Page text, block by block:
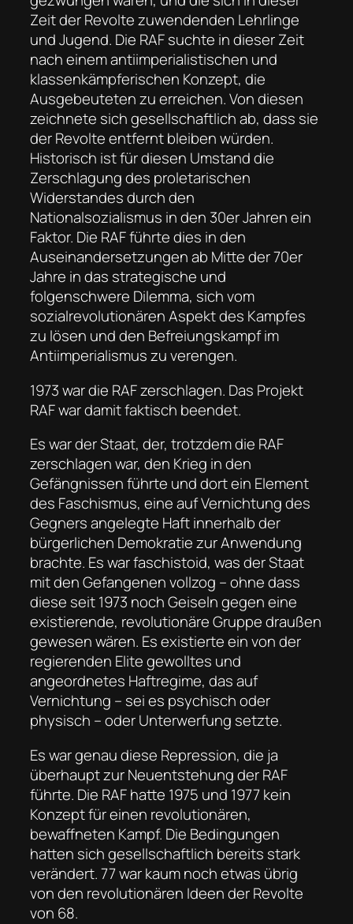
Zeit der Revolte zuwendenden Lehrlinge
und Jugend. Die RAF suchte in dieser Zeit
nach einem antiimperialistischen und
klassenkämpferischen Konzept, die
Ausgebeuteten zu erreichen. Von diesen
zeichnete sich gesellschaftlich ab, dass sie
der Revolte entfernt bleiben würden.
Historisch ist für diesen Umstand die
Zerschlagung des proletarischen
Widerstandes durch den
Nationalsozialismus in den 30er Jahren ein
Faktor. Die RAF führte dies in den
Auseinandersetzungen ab Mitte der 70er
Jahre in das strategische und
folgenschwere Dilemma, sich vom
sozialrevolutionären Aspekt des Kampfes
zu lösen und den Befreiungskampf im
Antiimperialismus zu verengen.
1973 war die RAF zerschlagen. Das Projekt
RAF war damit faktisch beendet.
Es war der Staat, der, trotzdem die RAF
zerschlagen war, den Krieg in den
Gefängnissen führte und dort ein Element
des Faschismus, eine auf Vernichtung des
Gegners angelegte Haft innerhalb der
bürgerlichen Demokratie zur Anwendung
brachte. Es war faschistoid, was der Staat
mit den Gefangenen vollzog – ohne dass
diese seit 1973 noch Geiseln gegen eine
existierende, revolutionäre Gruppe draußen
gewesen wären. Es existierte ein von der
regierenden Elite gewolltes und
angeordnetes Haftregime, das auf
Vernichtung – sei es psychisch oder
physisch – oder Unterwerfung setzte.
Es war genau diese Repression, die ja
überhaupt zur Neuentstehung der RAF
führte. Die RAF hatte 1975 und 1977 kein
Konzept für einen revolutionären,
bewaffneten Kampf. Die Bedingungen
hatten sich gesellschaftlich bereits stark
verändert. 77 war kaum noch etwas übrig
von den revolutionären Ideen der Revolte
von 68.